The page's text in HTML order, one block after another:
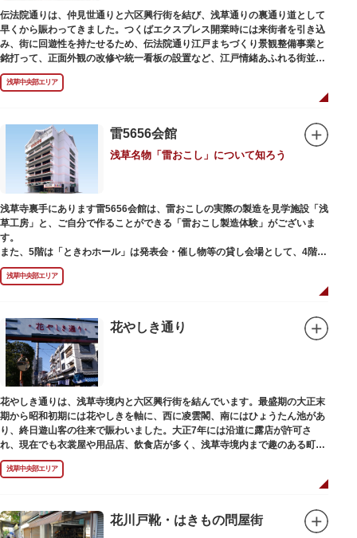
伝法院通りは、仲見世通りと六区興行街を結び、浅草通りの裏通り道として
早くから賑わってきました。つくばエクスプレス開業時には来街者を引き込
み、街に回遊性を持たせるため、伝法院通り江戸まちづくり景観整備事業と
銘打って、正面外観の改修や統一看板の設置など、江戸情緒あふれる街並み
を再現する景観整備を進めてきました。
浅草中央部エリア
雷5656会館
浅草名物「雷おこし」について知ろう
浅草寺裏手にあります雷5656会館は、雷おこしの実際の製造を見学施設「浅
草工房」と、ご自分で作ることができる「雷おこし製造体験」がございま
す。
また、5階は「ときわホール」は発表会・催し物等の貸し会場として、4階は
打合せなどでご利用いただける「貸しスペース」がございます。
浅草中央部エリア
花やしき通り
花やしき通りは、浅草寺境内と六区興行街を結んでいます。最盛期の大正末
期から昭和初期には花やしきを軸に、西に凌雲閣、南にはひょうたん池があ
り、終日遊山客の往来で賑わいました。大正7年には沿道に露店が許可さ
れ、現在でも衣裳屋や用品店、飲食店が多く、浅草寺境内まで趣のある町並
みが続いています。
浅草中央部エリア
花川戸靴・はきもの問屋街